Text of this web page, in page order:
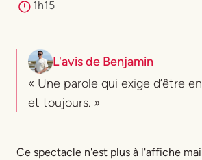
1h15
L'avis de Benjamin
« Une parole qui exige d’être
et toujours. »
Ce spectacle n'est plus à l'affiche